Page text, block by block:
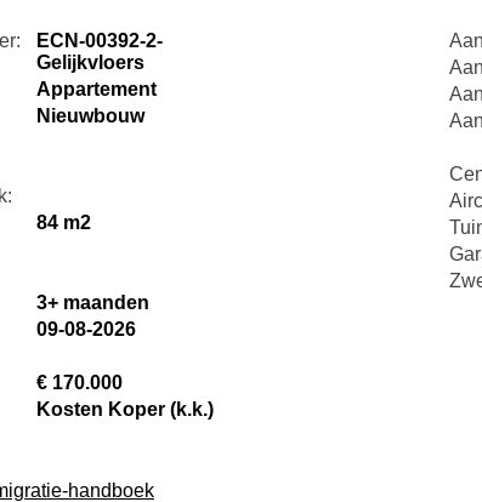
ECN-00392-2-
Gelijkvloers
Appartement
Nieuwbouw
84 m2
3+ maanden
09-08-2026
€ 170.000
Kosten Koper (k.k.)
handboek